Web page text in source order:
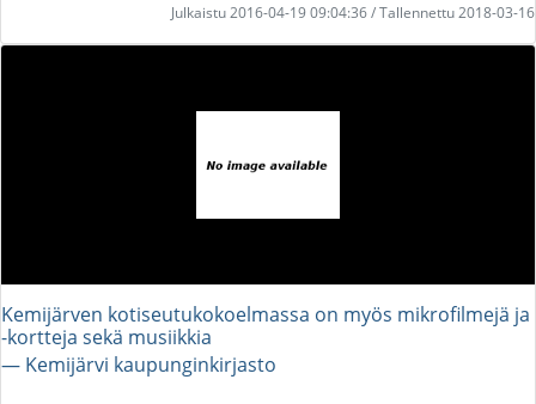
Julkaistu 2016-04-19 09:04:36 / Tallennettu 2018-03-16
Kemijärven kotiseutukokoelmassa on myös mikrofilmejä ja
-kortteja sekä musiikkia
― Kemijärvi kaupunginkirjasto